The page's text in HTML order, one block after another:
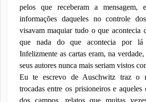
pelos que receberam a
informações daqueles no controle
visavam maquiar tudo o que acontecia
que nada do que acontecia por lá
Infelizmente as cartas eram, na
seus autores nunca mais seriam vistos
Eu te escrevo de Auschwitz traz o
trocadas entre os prisioneiros e aqueles
dos campos, relatos que muitas